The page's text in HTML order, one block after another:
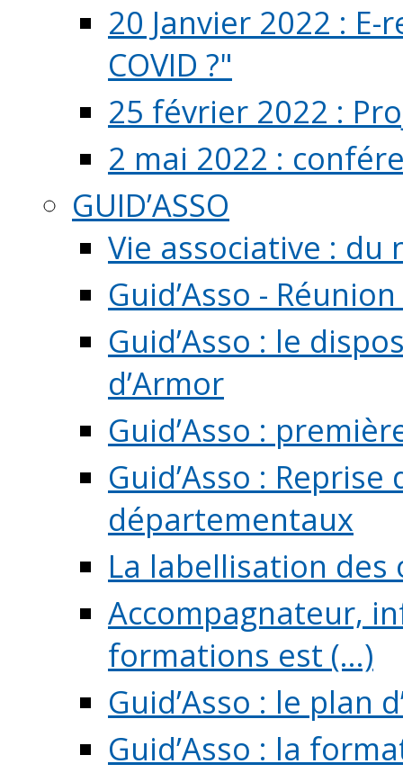
20 Janvier 2022 :
COVID ?"
25 février 2022 :
2 mai 2022 :
GUID’ASSO
Vie associative : du
Guid’Asso -
Guid’Asso : le
d’Armor
Guid’Asso :
Guid’Asso :
départementaux
La labellisation
Accompagnateur,
formations est (...)
Guid’Asso : le plan
Guid’Asso : la